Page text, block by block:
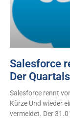
Salesforce
Der
Salesforce rennt
Kürze Und wieder
vermeldet. Der